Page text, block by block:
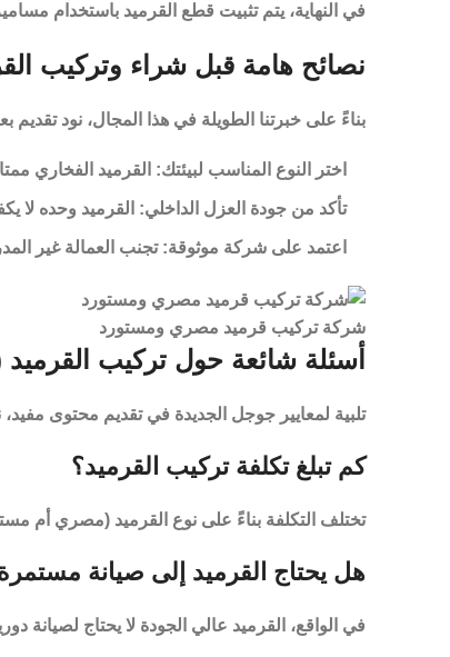
في النهاية، يتم تثبيت قطع القرميد باستخدام
نصائح هامة قبل شراء وتركيب
بناءً على خبرتنا الطويلة في هذا المجال، نود
اختر النوع المناسب لبيئتك: القرميد الفخاري
تأكد من جودة العزل الداخلي: القرميد وحده لا
اعتمد على شركة موثوقة: تجنب العمالة غير
شركة تركيب قرميد مصري ومستورد
أسئلة شائعة حول تركيب
تلبية لمعايير جوجل الجديدة في تقديم محتوى
كم تبلغ تكلفة تركيب القرميد؟
تختلف التكلفة بناءً على نوع القرميد (مصري
هل يحتاج القرميد إلى صيانة
في الواقع، القرميد عالي الجودة لا يحتاج